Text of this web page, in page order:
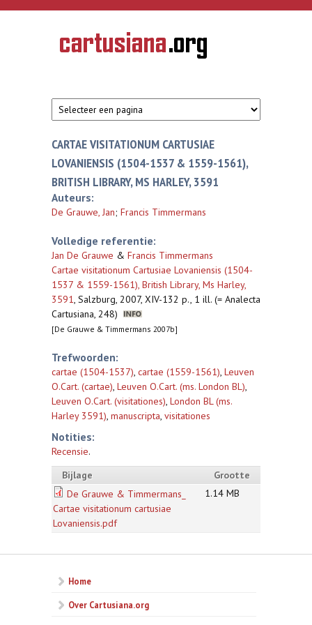
Overslaan en naar de inhoud gaan
CARTUSIANA
Geschiedenis
van de
CARTAE VISITATIONUM CARTUSIAE
LOVANIENSIS (1504-1537 & 1559-1561),
BRITISH LIBRARY, MS HARLEY, 3591
Auteurs:
De Grauwe, Jan; Francis Timmermans
Volledige referentie:
Jan De Grauwe & Francis Timmermans
Cartae visitationum Cartusiae Lovaniensis (1504-
1537 & 1559-1561), British Library, Ms Harley,
3591, Salzburg, 2007, XIV-132 p., 1 ill. (= Analecta
Cartusiana, 248)
[De Grauwe & Timmermans 2007b]
Trefwoorden:
cartae (1504-1537), cartae (1559-1561), Leuven
O.Cart. (cartae), Leuven O.Cart. (ms. London BL),
Leuven O.Cart. (visitationes), London BL (ms.
Harley 3591), manuscripta, visitationes
Notities:
Recensie.
Bijlage
Grootte
De Grauwe & Timmermans_
Cartae visitationum cartusiae
Lovaniensis.pdf
1.14 MB
Home
Over Cartusiana.org